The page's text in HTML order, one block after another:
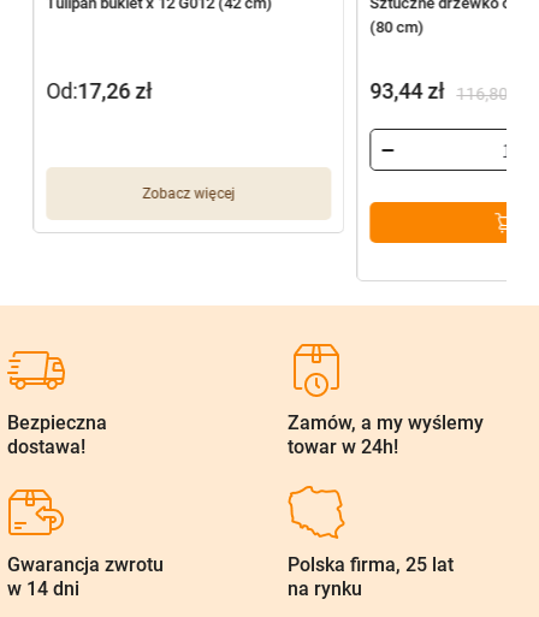
Zobacz więcej
Od:17,26zł
(80 cm)
116,80
cena
wynosiła:
116,80 zł.
93,44zł
cena
wynosi:
93,44 zł.
Bezpieczna
dostawa!
Zamów, a my wyślemy
towar w 24h!
Gwarancja zwrotu
w 14 dni
Polska firma, 25 lat
na rynku